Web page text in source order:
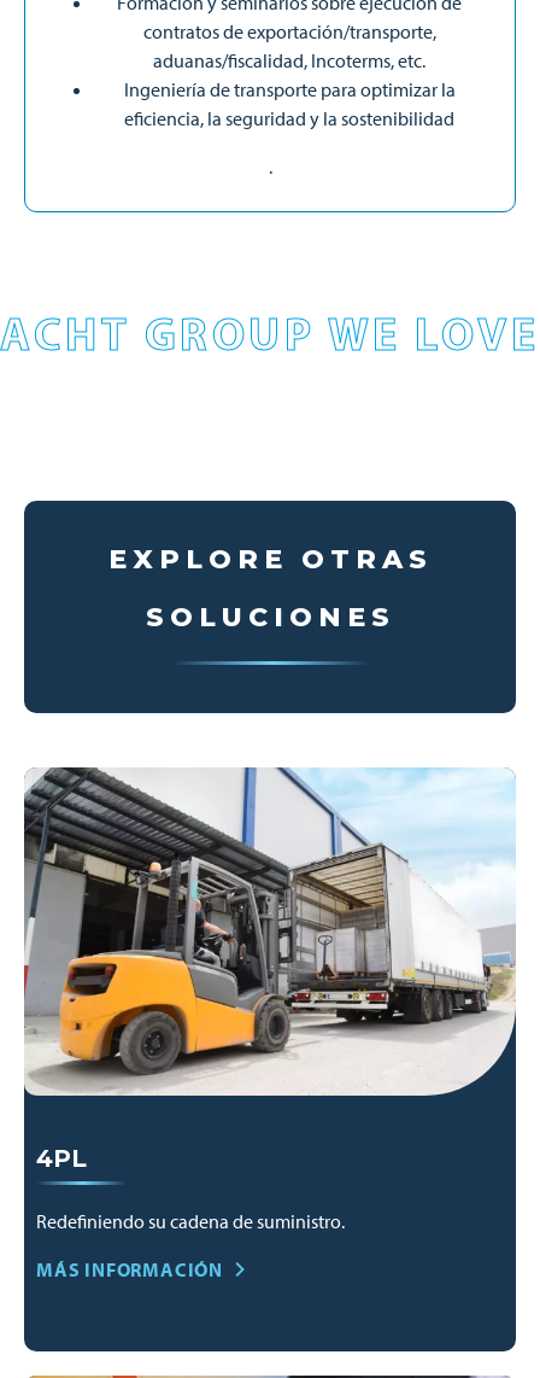
contratos de exportación/transporte,
aduanas/fiscalidad, Incoterms, etc.
Ingeniería de transporte para optimizar la
eficiencia, la seguridad y la sostenibilidad
.
GROUP WE
EXPLORE OTRAS
SOLUCIONES
4PL
Redefiniendo su cadena de suministro.
MÁS INFORMACIÓN